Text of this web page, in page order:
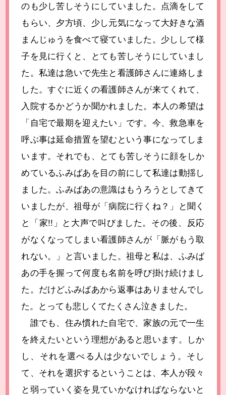
のも少し苦しそうにしていました。点滴をして
もらい、夕方頃、少し元気になって大好きな酒
まんじゅうを食べて寝ていました。少しして様
子を見に行くと、とても苦しそうにしていまし
た。私達は急いで先生と看護師さんに連絡しま
した。すぐに近くの看護師さんが来てくれて、
入院するかどうか聞かれました。本人の希望は
「自宅で最期を迎えたい」です。今、救急車を
呼ぶ事は延命措置を望むという事になってしま
います。それでも、とても苦しそうに顔をしか
めているふみばあを目の前にして私達は動揺し
ました。ふみばあの意識はもうろうとしてきて
いましたが、祖母が「病院に行くね？」と聞く
と「家!!」と大声で叫びました。その後、反応
がなくなってしまい看護師さんが「脈がもう取
れない。」と言いました。祖母と私は、ふみば
あの手を握って何度も名前を呼び掛け続けまし
た。だけどふみばあから返事はありませんでし
た。とっても悲しくてたくさん泣きました。
誰でも、住み慣れた自宅で、家族の元で一生
を終えたいという理想があると思います。しか
し、それを選べる人は少ないでしょう。そし
て、それを選択するということは、本人が段々
と弱っていく姿を見ていかなければならないと